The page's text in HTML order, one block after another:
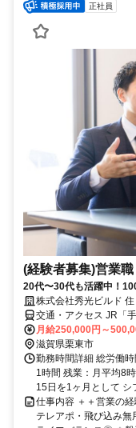
正社員
(経験者募集)営業
20代〜30代も活躍中！
株式会社秀光ビルド
交通・アクセス JR「
月給250,000円～
滋賀県栗東市
勤務時間詳細 総労働
1時間 残業：月平均8
15日を1ヶ月として シ
仕事内容 ＋＋営業の
テレアポ・飛び込み